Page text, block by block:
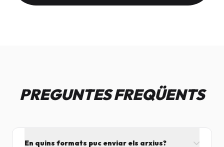
PREGUNTES FREQÜENTS
En quins formats puc enviar els arxius?